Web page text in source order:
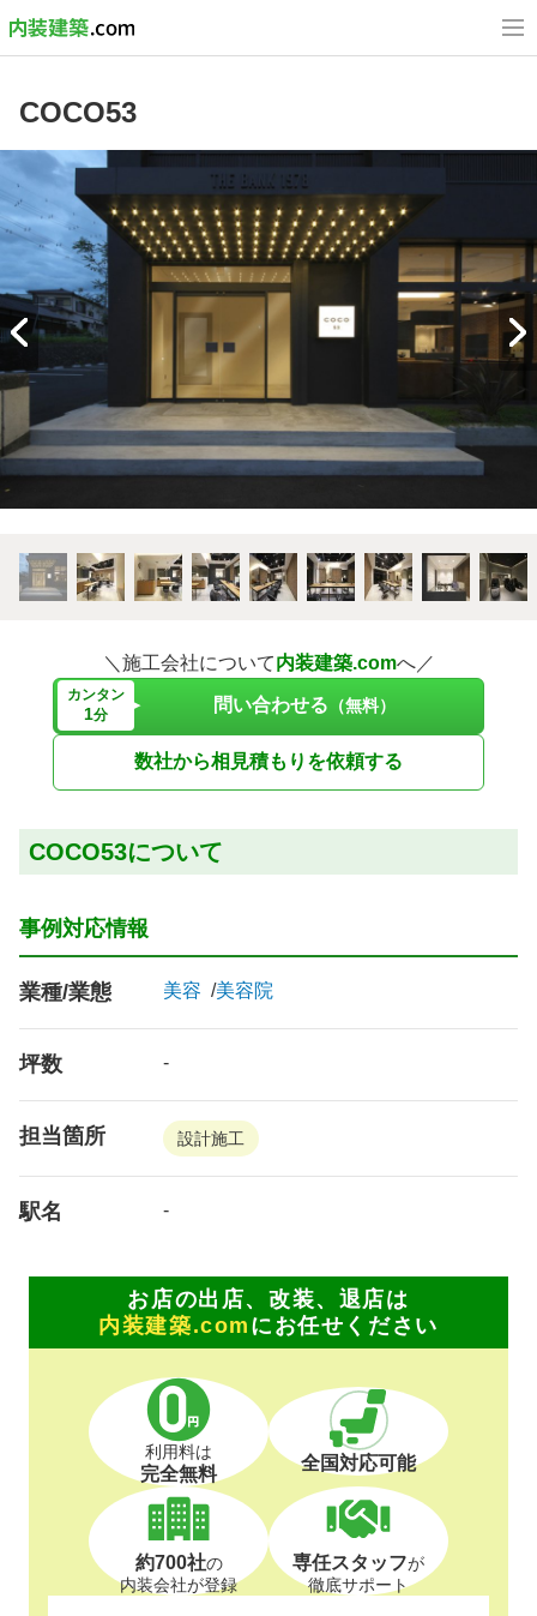
COCO53
＼施工会社について内装建築.comへ／
カンタン
1分 問い合わせる （無料）
数社から相見積もりを依頼する
COCO53について
事例対応情報
業種/業態 美容 美容院
坪数 -
担当箇所 設計施工
駅名 -
お店の出店、改装、退店は
内装建築.com にお任せください
利用料は
完全無料 全国対応可能
約700社の
内装会社が登録
専任スタッフが
徹底サポート